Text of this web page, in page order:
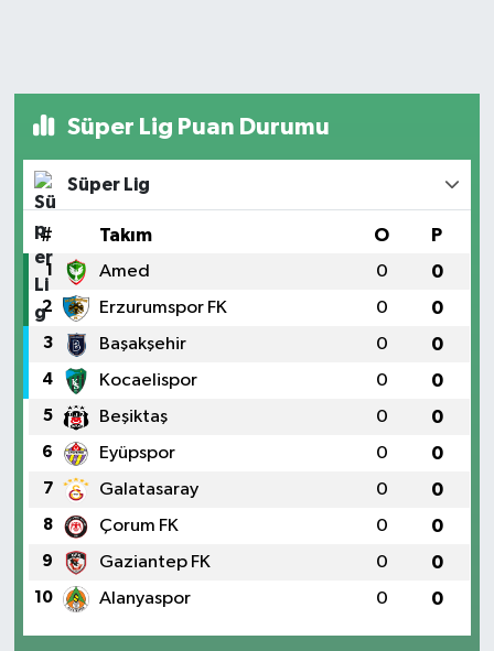
Süper Lig Puan Durumu
Süper Lig
# Takım O P
1 Amed 0 0
2 Erzurumspor FK 0 0
3 Başakşehir 0 0
4 Kocaelispor 0 0
5 Beşiktaş 0 0
6 Eyüpspor 0 0
7 Galatasaray 0 0
8 Çorum FK 0 0
9 Gaziantep FK 0 0
10 Alanyaspor 0 0